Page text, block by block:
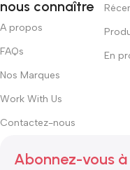
nous connaître
A propos
FAQs
Nos Marques
Work With Us
Contactez-nous
En
Abonnez-vous